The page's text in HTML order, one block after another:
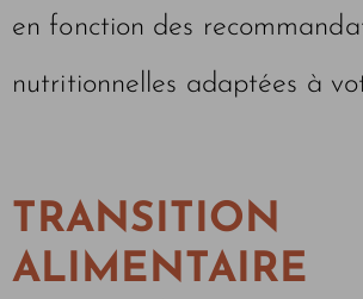
en fonction des
nutritionnelles adaptées à
TRANSITION
ALIMENTAIRE